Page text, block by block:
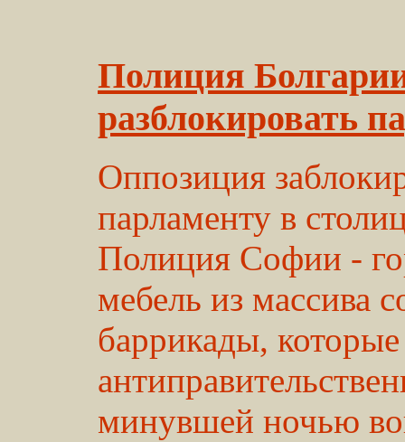
Полиция
разблокировать
Оппозиция
парламенту в
Полиция Софии -
мебель из массива
баррикады,
минувшей ночью